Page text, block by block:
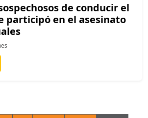
de conducir el
participó en el asesinato